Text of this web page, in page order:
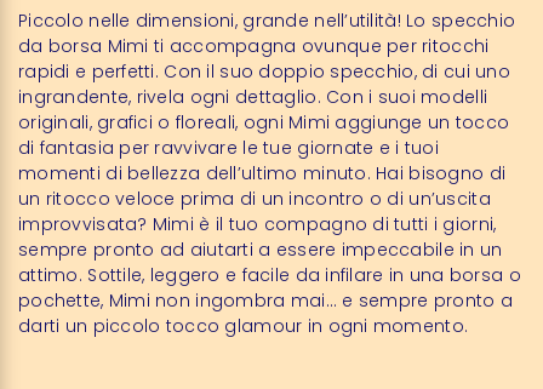
Piccolo nelle dimensioni, grande nell’utilità! Lo specchio
da borsa Mimi ti accompagna ovunque per ritocchi
rapidi e perfetti. Con il suo doppio specchio, di cui uno
ingrandente, rivela ogni dettaglio. Con i suoi modelli
originali, grafici o floreali, ogni Mimi aggiunge un tocco
di fantasia per ravvivare le tue giornate e i tuoi
momenti di bellezza dell’ultimo minuto. Hai bisogno di
un ritocco veloce prima di un incontro o di un’uscita
improvvisata? Mimi è il tuo compagno di tutti i giorni,
sempre pronto ad aiutarti a essere impeccabile in un
attimo. Sottile, leggero e facile da infilare in una borsa o
pochette, Mimi non ingombra mai… e sempre pronto a
darti un piccolo tocco glamour in ogni momento.